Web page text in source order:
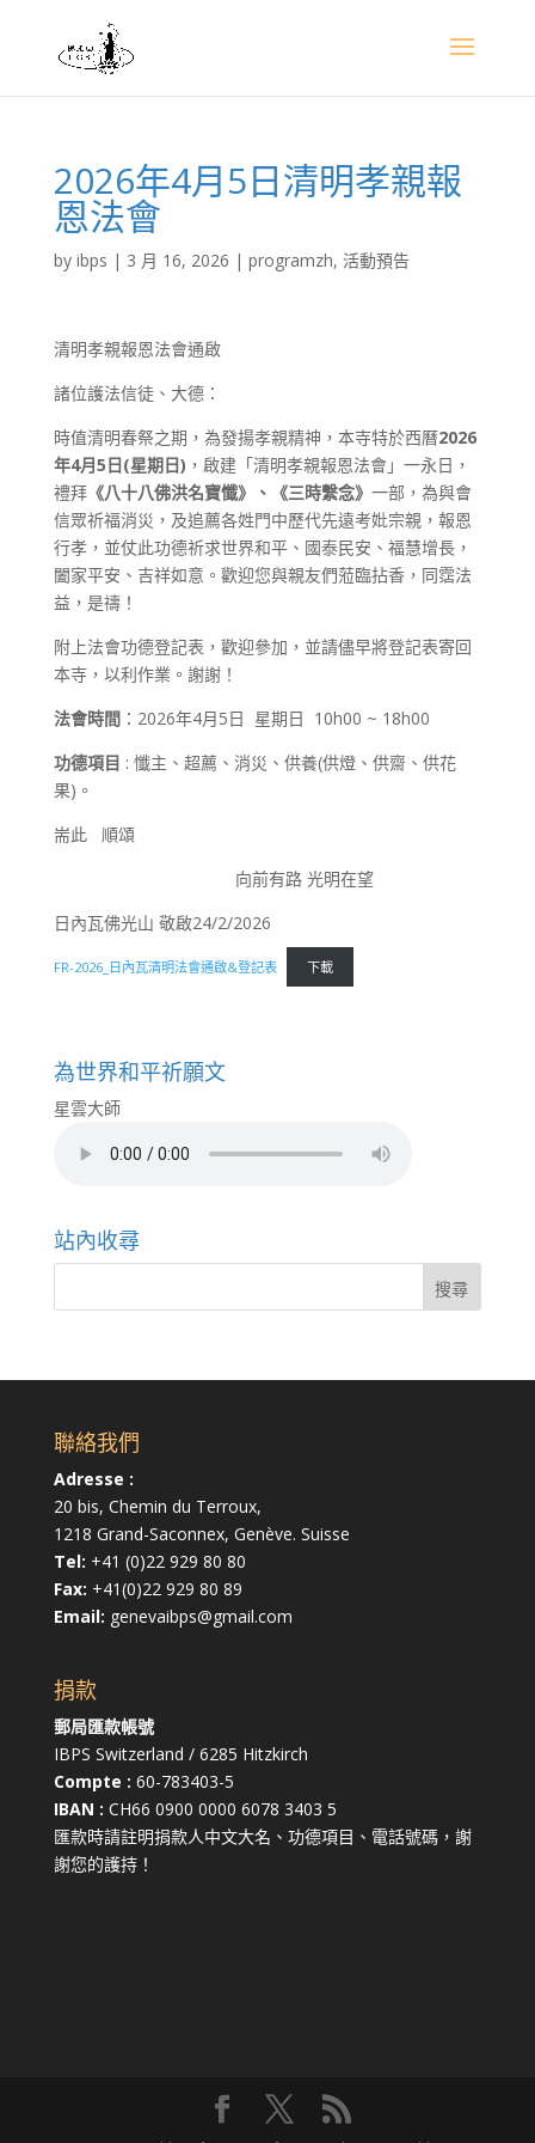
2026年4月5日清明孝親報
恩法會
by ibps | 3 月 16, 2026 | programzh, 活動預告
清明孝親報恩法會通啟
諸位護法信徒、大德：
時值清明春祭之期，為發揚孝親精神，本寺特於西曆2026
年4月5日(星期日) ，啟建「清明孝親報恩法會」一永日，
禮拜《八十八佛洪名寶懺》、《三時繫念》 一部，為與會
信眾祈福消災，及追薦各姓門中歷代先遠考妣宗親，報恩
行孝，並仗此功德祈求世界和平、國泰民安、福慧增長，
闔家平安、吉祥如意。歡迎您與親友們蒞臨拈香，同霑法
益，是禱！
附上法會功德登記表，歡迎參加，並請儘早將登記表寄回
本寺，以利作業。謝謝！
法會時間：2026年4月5日 星期日 10h00 ~ 18h00
功德項目 : 懺主、超薦、消災、供養(供燈、供齋、供花
果)。
耑此 順頌
向前有路 光明在望
日內瓦佛光山 敬啟24/2/2026
FR-2026_日內瓦清明法會通啟&登記表 下載
為世界和平祈願文
星雲大師
站內收尋
聯絡我們
Adresse :
20 bis, Chemin du Terroux,
1218 Grand-Saconnex, Genève. Suisse
Tel: +41 (0)22 929 80 80
Fax: +41(0)22 929 80 89
Email: genevaibps@gmail.com
捐款
郵局匯款帳號
IBPS Switzerland / 6285 Hitzkirch
Compte : 60-783403-5
IBAN : CH66 0900 0000 6078 3403 5
匯款時請註明捐款人中文大名、功德項目、電話號碼，謝
謝您的護持！